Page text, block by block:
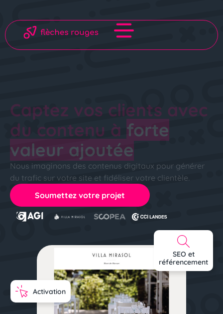
Captez vos clients avec
du contenu à forte
valeur ajoutée
Nous imaginons des contenus digitaux pour générer
du trafic sur votre site et fidéliser votre clientèle.
Soumettez votre projet
Activation
SEO et
référencement